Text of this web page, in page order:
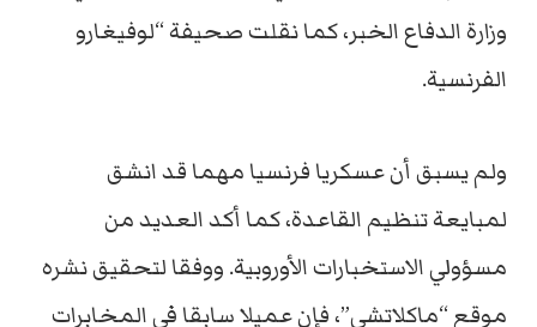
وزارة الدفاع الخبر، كما نقلت صحيفة “لوفيغارو
الفرنسية.
ولم يسبق أن عسكريا فرنسيا مهما قد انشق
لمبايعة تنظيم القاعدة، كما أكد العديد من
مسؤولي الاستخبارات الأوروبية. ووفقا لتحقيق نشره
موقع “ماكلاتشي”، فإن عميلا سابقا في المخابرات